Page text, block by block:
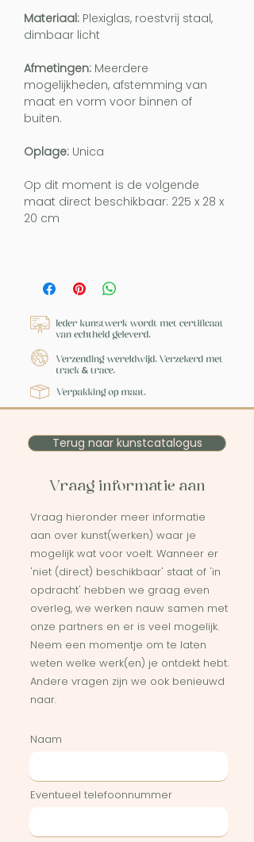
Materiaal: Plexiglas, roestvrij staal,
dimbaar licht
Afmetingen: Meerdere
mogelijkheden, afstemming van
maat en vorm voor binnen of
buiten.
Oplage: Unica
Op dit moment is de volgende
maat direct beschikbaar: 225 x 28 x
20 cm
Terug naar kunstcatalogus
Vraag informatie aan
Vraag hieronder meer informatie
aan over kunst(werken) waar je
mogelijk wat voor voelt. Wanneer er
'niet (direct) beschikbaar' staat of 'in
opdracht' hebben we graag even
overleg, we werken nauw samen met
onze partners en er is veel mogelijk.
Neem een momentje om te laten
weten welke werk(en) je ontdekt hebt.
Andere vragen zijn we ook benieuwd
naar.
Naam
Eventueel telefoonnummer